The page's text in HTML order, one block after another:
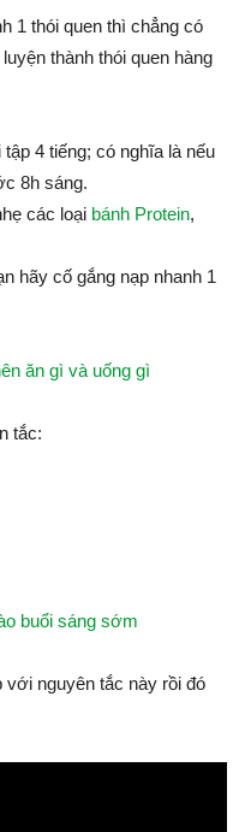
1 thói quen thì chẳng có
thành thói quen hàng
4 tiếng; có nghĩa là nếu
8h sáng.
các loại bánh Protein,
hãy cố gắng nạp nhanh 1
ăn gì và uống gì
tắc:
buổi sáng sớm
với nguyên tắc này rồi đó